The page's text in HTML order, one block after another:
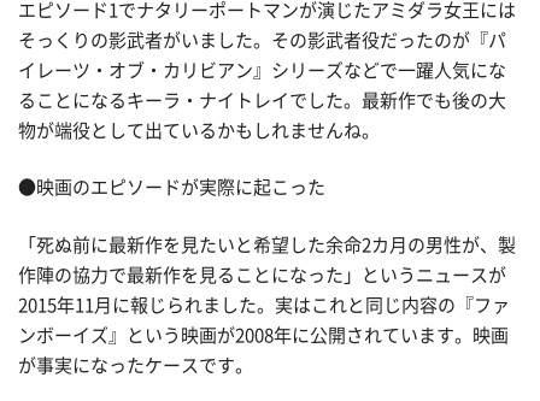
エピソード1でナタリーポートマンが演じたアミダラ女王には
そっくりの影武者がいました。その影武者役だったのが『パ
イレーツ・オブ・カリビアン』シリーズなどで一躍人気にな
ることになるキーラ・ナイトレイでした。最新作でも後の大
物が端役として出ているかもしれませんね。
●映画のエピソードが実際に起こった
「死ぬ前に最新作を見たいと希望した余命2カ月の男性が、製
作陣の協力で最新作を見ることになった」というニュースが
2015年11月に報じられました。実はこれと同じ内容の『ファ
ンボーイズ』という映画が2008年に公開されています。映画
が事実になったケースです。